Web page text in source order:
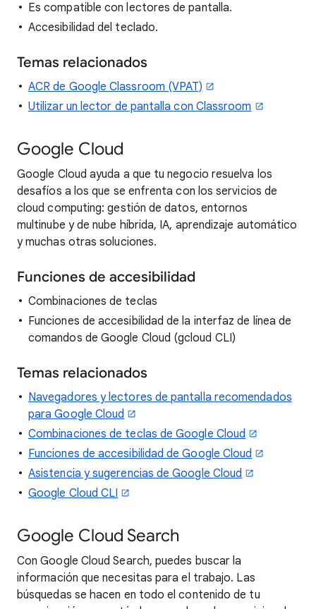
Es compatible con lectores de pantalla.
Accesibilidad del teclado.
Temas relacionados
ACR de Google Classroom (VPAT)
Utilizar un lector de pantalla con Classroom
Google Cloud
Google Cloud ayuda a que tu negocio resuelva los
desafíos a los que se enfrenta con los servicios de
cloud computing: gestión de datos, entornos
multinube y de nube híbrida, IA, aprendizaje automático
y muchas otras soluciones.
Funciones de accesibilidad
Combinaciones de teclas
Funciones de accesibilidad de la interfaz de línea de
comandos de Google Cloud (gcloud CLI)
Temas relacionados
Navegadores y lectores de pantalla recomendados
para Google Cloud
Combinaciones de teclas de Google Cloud
Funciones de accesibilidad de Google Cloud
Asistencia y sugerencias de Google Cloud
Google Cloud CLI
Google Cloud Search
Con Google Cloud Search, puedes buscar la
información que necesitas para el trabajo. Las
búsquedas se hacen en todo el contenido de tu